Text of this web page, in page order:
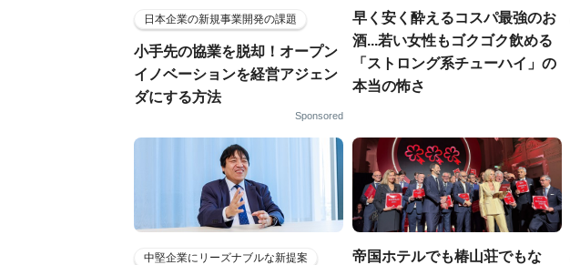
日本企業の新規事業開発の課題
小手先の協業を脱却！オープン
イノベーションを経営アジェン
ダにする方法
Sponsored
早く安く酔えるコスパ最強のお
酒...若い女性もゴクゴク飲める
「ストロング系チューハイ」の
本当の怖さ
中堅企業にリーズナブルな新提案
帝国ホテルでも椿山荘でもな